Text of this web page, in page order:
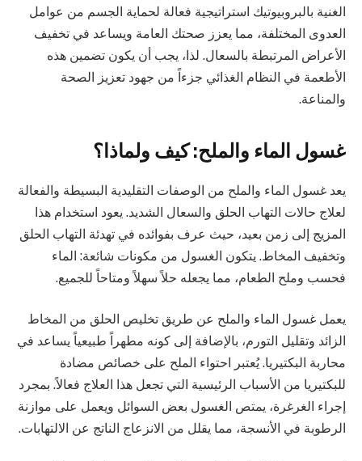
الغنية بالبروبيوتيك استراتيجية فعالة لحماية الجسم من عوامل
العدوى المختلفة، مما يعزز صحتك العامة ويساعد في تخفيف
الأعراض المرتبطة بالسعال. لذا، يجب أن يكون تضمين هذه
الأطعمة في النظام الغذائي جزءاً من جهود تعزيز الصحة
والمناعة.
غسول الماء والملح: كيف ولماذا؟
يعد غسول الماء والملح من الوصفات التقليدية البسيطة والفعالة
لعلاج حالات التهاب الحلق والسعال الشديد. يعود استخدام هذا
المزيج إلى زمن بعيد، حيث عرف بفوائده في تهدئة التهاب الحلق
وتخفيف المخاط. يتكون الغسول من مكونات شائعة: الماء
فحسب وملح الطعام، مما يجعله حلاً سهلاً ومتاحاً للجميع.
يعمل غسول الماء والملح عن طريق تخليص الحلق من المخاط
الزائد وتقليل التورم، بالإضافة إلى كونه مطهراً طبيعياً يساعد في
محاربة البكتيريا. يُعتبر احتواء الملح على خصائص مضادة
للبكتيريا من الأسباب الرئيسية التي تجعل هذا العلاج فعالاً. بمجرد
إجراء الغرغرة، يمتص الغسول بعض السوائل ويعمل على موازنة
الرطوبة في الأنسجة، مما يقلل من الانزعاج الناتج عن الالتهابات.